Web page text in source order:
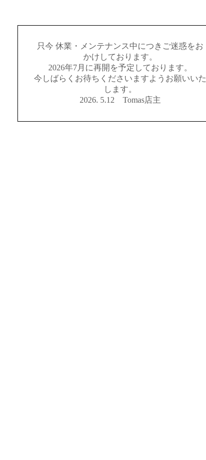
只今 休業・メンテナンス中につきご迷惑をお
かけしております。
2026年7月に再開を予定しております。
今しばらくお待ちくださいますようお願いいた
します。
2026. 5.12 Tomas店主